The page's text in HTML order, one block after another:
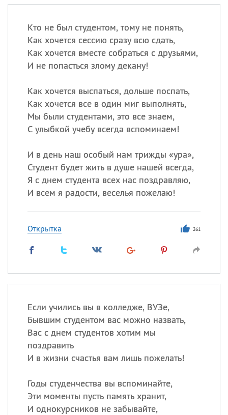
Кто не был студентом, тому не понять,
Как хочется сессию сразу всю сдать,
Как хочется вместе собраться с друзьями,
И не попасться злому декану!
Как хочется выспаться, дольше поспать,
Как хочется все в один миг выполнять,
Мы были студентами, это все знаем,
С улыбкой учебу всегда вспоминаем!
И в день наш особый нам трижды «ура»,
Студент будет жить в душе нашей всегда,
Я с днем студента всех нас поздравляю,
И всем я радости, веселья пожелаю!
Открытка 261
Если учились вы в колледже, ВУЗе,
Бывшим студентом вас можно назвать,
Вас с днем студентов хотим мы
поздравить
И в жизни счастья вам лишь пожелать!
Годы студенчества вы вспоминайте,
Эти моменты пусть память хранит,
И однокурсников не забывайте,